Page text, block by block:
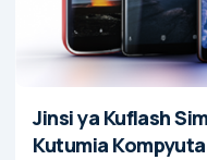
Jinsi ya Kuflash
Kutumia Kompyuta